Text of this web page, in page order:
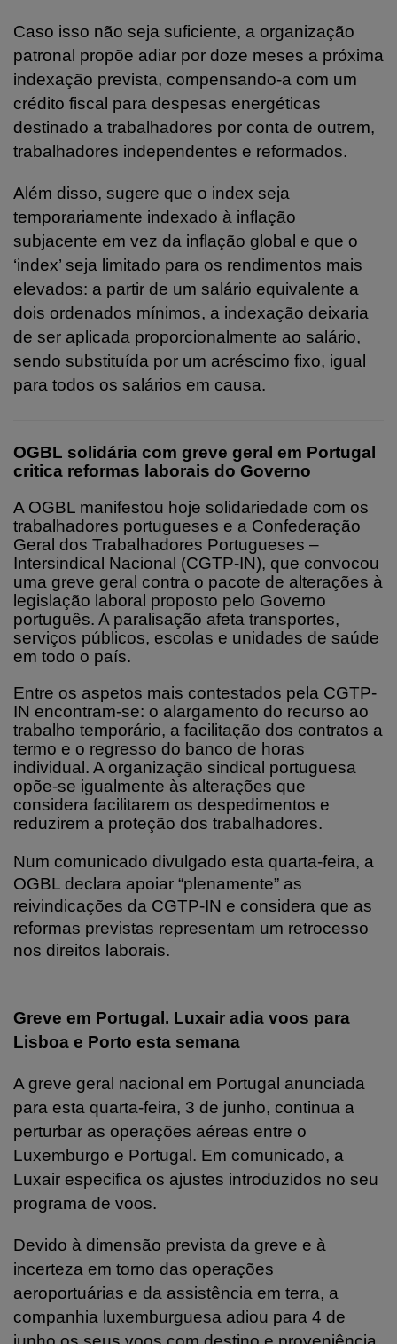
Caso isso não seja suficiente, a organização
patronal propõe adiar por doze meses a próxima
indexação prevista, compensando-a com um
crédito fiscal para despesas energéticas
destinado a trabalhadores por conta de outrem,
trabalhadores independentes e reformados.
Além disso, sugere que o index seja
temporariamente indexado à inflação
subjacente em vez da inflação global e que o
‘index’ seja limitado para os rendimentos mais
elevados: a partir de um salário equivalente a
dois ordenados mínimos, a indexação deixaria
de ser aplicada proporcionalmente ao salário,
sendo substituída por um acréscimo fixo, igual
para todos os salários em causa.
OGBL solidária com greve geral em Portugal
critica reformas laborais do Governo
A OGBL manifestou hoje solidariedade com os
trabalhadores portugueses e a Confederação
Geral dos Trabalhadores Portugueses –
Intersindical Nacional (CGTP-IN), que convocou
uma greve geral contra o pacote de alterações à
legislação laboral proposto pelo Governo
português. A paralisação afeta transportes,
serviços públicos, escolas e unidades de saúde
em todo o país.
Entre os aspetos mais contestados pela CGTP-
IN encontram-se: o alargamento do recurso ao
trabalho temporário, a facilitação dos contratos a
termo e o regresso do banco de horas
individual. A organização sindical portuguesa
opõe-se igualmente às alterações que
considera facilitarem os despedimentos e
reduzirem a proteção dos trabalhadores.
Num comunicado divulgado esta quarta-feira, a
OGBL declara apoiar “plenamente” as
reivindicações da CGTP-IN e considera que as
reformas previstas representam um retrocesso
nos direitos laborais.
Greve em Portugal. Luxair adia voos para
Lisboa e Porto esta semana
A greve geral nacional em Portugal anunciada
para esta quarta-feira, 3 de junho, continua a
perturbar as operações aéreas entre o
Luxemburgo e Portugal. Em comunicado, a
Luxair especifica os ajustes introduzidos no seu
programa de voos.
Devido à dimensão prevista da greve e à
incerteza em torno das operações
aeroportuárias e da assistência em terra, a
companhia luxemburguesa adiou para 4 de